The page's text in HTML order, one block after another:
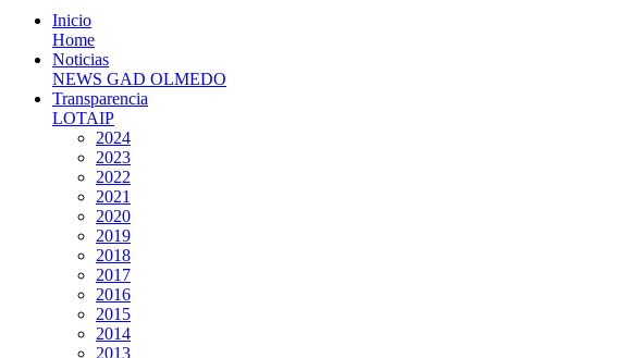
Inicio
Home
Noticias
NEWS GAD OLMEDO
Transparencia
LOTAIP
2024
2023
2022
2021
2020
2019
2018
2017
2016
2015
2014
2013